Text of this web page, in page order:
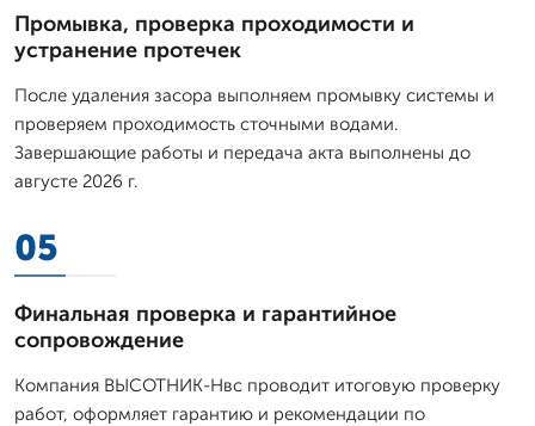
Промывка, проверка проходимости и
устранение протечек
После удаления засора выполняем промывку системы и
проверяем проходимость сточными водами.
Завершающие работы и передача акта выполнены до
августе 2026 г.
05
Финальная проверка и гарантийное
сопровождение
Компания ВЫСОТНИК-Нвс проводит итоговую проверку
работ, оформляет гарантию и рекомендации по